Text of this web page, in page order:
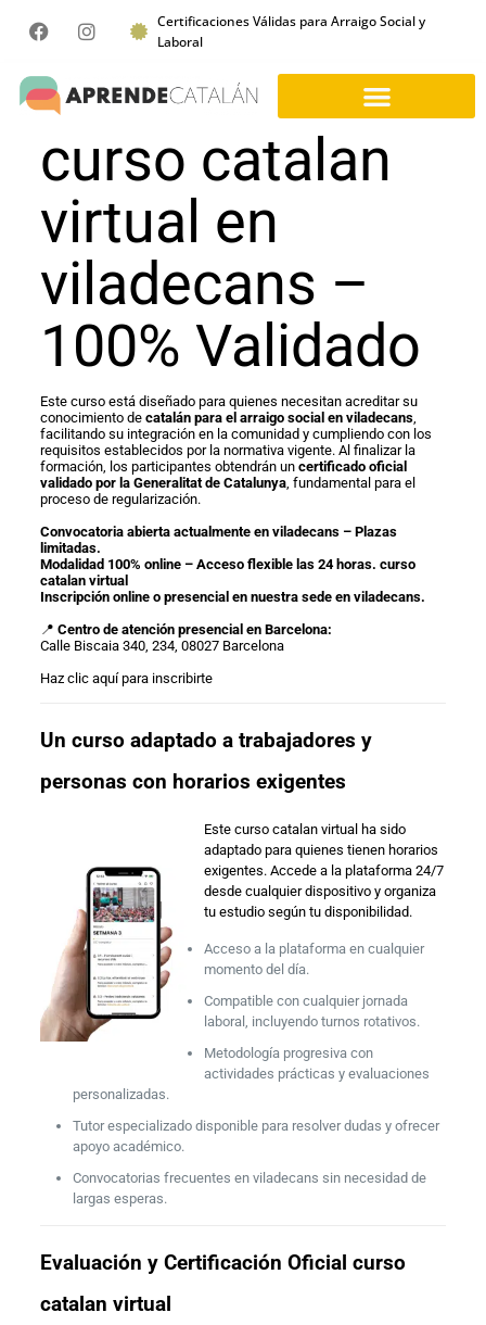
Certificaciones Válidas para Arraigo Social y
Laboral
curso catalan
virtual en
viladecans –
100% Validado
Este curso está diseñado para quienes necesitan acreditar su
conocimiento de catalán para el arraigo social en viladecans,
facilitando su integración en la comunidad y cumpliendo con los
requisitos establecidos por la normativa vigente. Al finalizar la
formación, los participantes obtendrán un certificado oficial
validado por la Generalitat de Catalunya, fundamental para el
proceso de regularización.
Convocatoria abierta actualmente en viladecans – Plazas
limitadas.
Modalidad 100% online – Acceso flexible las 24 horas. curso
catalan virtual
Inscripción online o presencial en nuestra sede en viladecans.
📍 Centro de atención presencial en Barcelona:
Calle Biscaia 340, 234, 08027 Barcelona
Haz clic aquí para inscribirte
Un curso adaptado a trabajadores y
personas con horarios exigentes
Este curso catalan virtual ha sido
adaptado para quienes tienen horarios
exigentes. Accede a la plataforma 24/7
desde cualquier dispositivo y organiza
tu estudio según tu disponibilidad.
Acceso a la plataforma en cualquier
momento del día.
Compatible con cualquier jornada
laboral, incluyendo turnos rotativos.
Metodología progresiva con
actividades prácticas y evaluaciones
personalizadas.
Tutor especializado disponible para resolver dudas y ofrecer
apoyo académico.
Convocatorias frecuentes en viladecans sin necesidad de
largas esperas.
Evaluación y Certificación Oficial curso
catalan virtual